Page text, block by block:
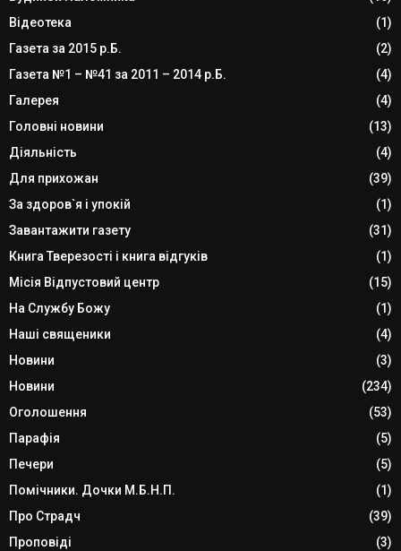
Відеотека
(1)
Газета за 2015 р.Б.
(2)
Газета №1 – №41 за 2011 – 2014 р.Б.
(4)
Галерея
(4)
Головні новини
(13)
Діяльність
(4)
Для прихожан
(39)
За здоров`я і упокій
(1)
Завантажити газету
(31)
Книга Тверезості і книга відгуків
(1)
Місія Відпустовий центр
(15)
На Службу Божу
(1)
Наші священики
(4)
Новини
(3)
Новини
(234)
Оголошення
(53)
Парафія
(5)
Печери
(5)
Помічники. Дочки М.Б.Н.П.
(1)
Про Страдч
(39)
Проповіді
(3)